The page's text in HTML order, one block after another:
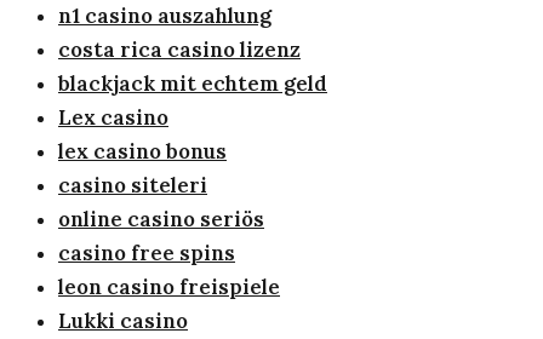
n1 casino auszahlung
costa rica casino lizenz
blackjack mit echtem geld
Lex casino
lex casino bonus
casino siteleri
online casino seriös
casino free spins
leon casino freispiele
Lukki casino